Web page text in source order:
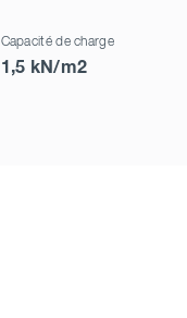
Capacité de charge
1,5 kN/m2